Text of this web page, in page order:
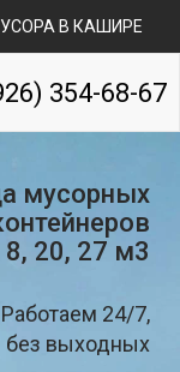
В КАШИРЕ
354-68-67
мусорных
20, 27 м3
Работаем 24/7,
без выходных